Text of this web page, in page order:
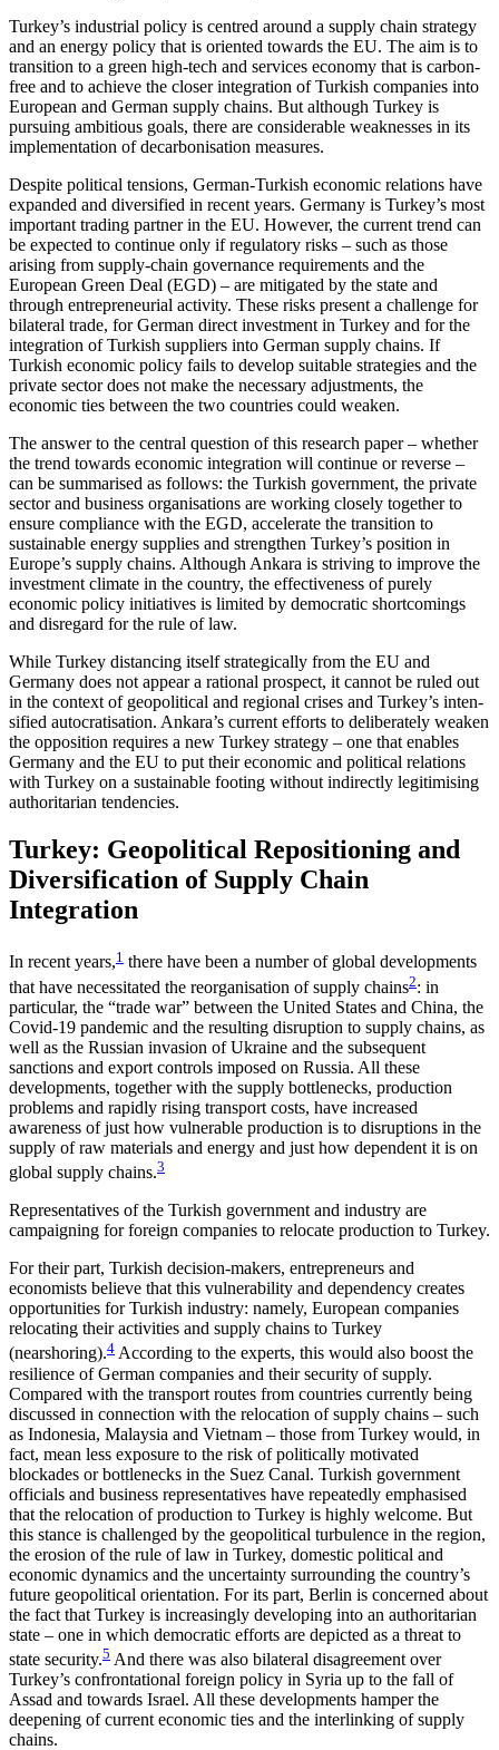
Turkey’s industrial policy is centred around a supply chain strategy
and an energy policy that is oriented towards the EU. The aim is to
transition to a green high-tech and services economy that is carbon-
free and to achieve the closer integration of Turkish companies into
European and German supply chains. But although Turkey is
pursuing ambitious goals, there are considerable weaknesses in its
implemen­tation of decarbonisation measures.
Despite political tensions, German-Turkish economic relations have
expanded and diversified in recent years. Germany is Turkey’s most
important trading partner in the EU. However, the current trend can
be expected to continue only if regulatory risks – such as those
arising from supply-chain governance requirements and the
European Green Deal (EGD) – are mitigated by the state and
through entrepreneur­ial activity. These risks present a challenge for
bilat­eral trade, for German direct investment in Turkey and for the
integration of Turkish suppliers into German supply chains. If
Turkish economic policy fails to develop suitable strategies and the
private sector does not make the necessary adjustments, the
economic ties between the two countries could weaken.
The answer to the central question of this research paper – whether
the trend towards economic in­tegra­tion will continue or reverse –
can be sum­marised as follows: the Turkish government, the private
sector and business organisations are working closely together to
ensure compliance with the EGD, accelerate the transition to
sustainable energy sup­plies and strengthen Turkey’s position in
Europe’s supply chains. Although Ankara is striving to im­prove the
investment climate in the country, the effectiveness of purely
economic policy initiatives is limited by democratic shortcomings
and disregard for the rule of law.
While Turkey distancing itself strategically from the EU and
Germany does not appear a rational prospect, it cannot be ruled out
in the context of geopolitical and regional crises and Turkey’s inten­
sified autocratisation. Ankara’s current efforts to deliberately weaken
the opposition requires a new Turkey strategy – one that enables
Germany and the EU to put their economic and political relations
with Turkey on a sustainable footing without indirectly legitimising
authoritarian tendencies.
Turkey: Geopolitical Reposi­tioning and
Diversification of Supply Chain
Integration
In recent years,1 there have been a number of global developments
that have necessitated the reorganisation of supply chains2: in
particular, the “trade war” between the United States and China, the
Covid-19 pandemic and the resulting disruption to supply chains, as
well as the Russian invasion of Ukraine and the subsequent
sanctions and export controls imposed on Russia. All these
developments, together with the supply bottlenecks, production
problems and rapidly rising transport costs, have increased
awareness of just how vulnerable production is to disruptions in the
supply of raw materials and energy and just how dependent it is on
global supply chains.3
Representatives of the Turkish government and industry are
campaigning for foreign companies to relocate production to Turkey.
For their part, Turkish decision-makers, entre­preneurs and
economists believe that this vulnerability and dependency creates
opportunities for Turkish industry: namely, European companies
relocating their activities and supply chains to Turkey
(nearshoring).4 According to the experts, this would also boost the
resilience of German companies and their security of supply.
Compared with the transport routes from countries currently being
discussed in connection with the relocation of supply chains – such
as Indonesia, Malaysia and Vietnam – those from Turkey would, in
fact, mean less exposure to the risk of politically motivated
blockades or bottlenecks in the Suez Canal. Turkish government
officials and business representatives have repeatedly emphasised
that the relocation of production to Turkey is highly welcome. But
this stance is challenged by the geopolitical turbulence in the region,
the erosion of the rule of law in Turkey, domestic political and
economic dynamics and the uncertainty surrounding the country’s
future geo­politi­cal orientation. For its part, Berlin is concerned about
the fact that Turkey is increasingly developing into an authoritarian
state – one in which democratic efforts are depicted as a threat to
state security.5 And there was also bilateral disagreement over
Turkey’s confrontational foreign policy in Syria up to the fall of
Assad and towards Israel. All these developments hamper the
deepening of current economic ties and the interlinking of supply
chains.